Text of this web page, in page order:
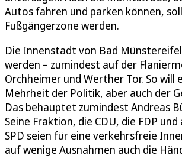
Autos fahren und parken können,
Fußgängerzone werden.
Die Innenstadt von Bad
werden – zumindest auf der
Orchheimer und Werther Tor. So will
Mehrheit der Politik, aber auch der
Das behauptet zumindest Andreas
Seine Fraktion, die CDU, die FDP
SPD seien für eine verkehrsfreie
auf wenige Ausnahmen auch die